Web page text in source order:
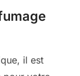
il est